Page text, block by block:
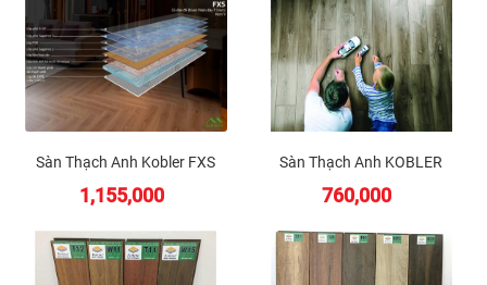
Sàn Thạch Anh Kobler FXS
1,155,000
Sàn Thạch Anh KOBLER
Xứ Từ Đức
760,000